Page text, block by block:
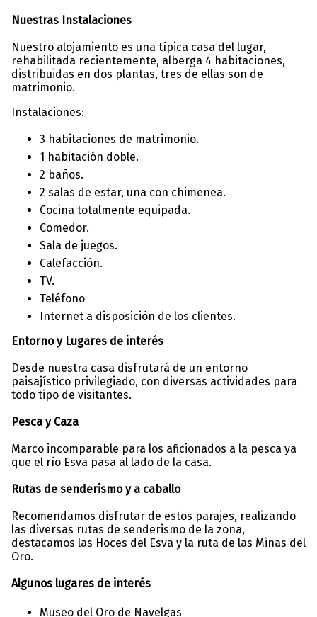
Nuestras Instalaciones
Nuestro alojamiento es una típica casa del lugar,
rehabilitada recientemente, alberga 4 habitaciones,
distribuidas en dos plantas, tres de ellas son de
matrimonio.
Instalaciones:
3 habitaciones de matrimonio.
1 habitación doble.
2 baños.
2 salas de estar, una con chimenea.
Cocina totalmente equipada.
Comedor.
Sala de juegos.
Calefacción.
TV.
Teléfono
Internet a disposición de los clientes.
Entorno y Lugares de interés
Desde nuestra casa disfrutará de un entorno
paisajístico privilegiado, con diversas actividades para
todo tipo de visitantes.
Pesca y Caza
Marco incomparable para los aficionados a la pesca ya
que el río Esva pasa al lado de la casa.
Rutas de senderismo y a caballo
Recomendamos disfrutar de estos parajes, realizando
las diversas rutas de senderismo de la zona,
destacamos las Hoces del Esva y la ruta de las Minas del
Oro.
Algunos lugares de interés
Museo del Oro de Navelgas